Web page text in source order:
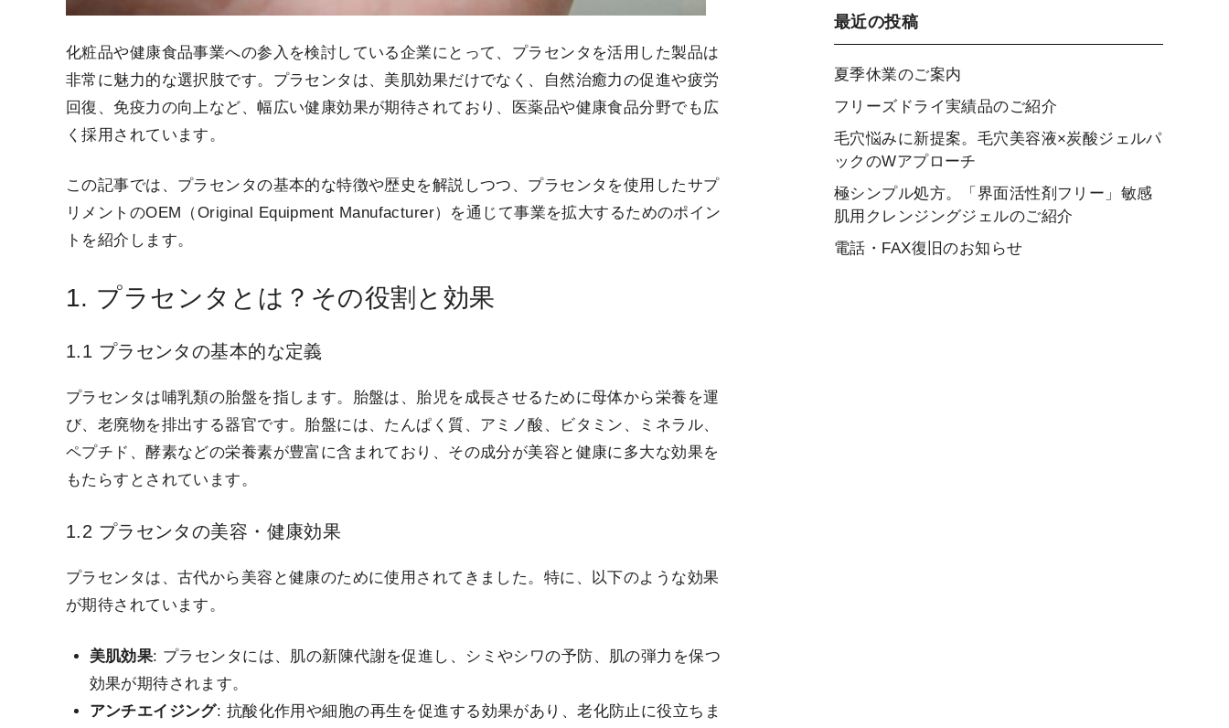
化粧品や健康食品事業への参入を検討している企業にとって、プラセンタを活用した製品は
非常に魅力的な選択肢です。プラセンタは、美肌効果だけでなく、自然治癒力の促進や疲労
回復、免疫力の向上など、幅広い健康効果が期待されており、医薬品や健康食品分野でも広
く採用されています。
この記事では、プラセンタの基本的な特徴や歴史を解説しつつ、プラセンタを使用したサプ
リメントのOEM（Original Equipment Manufacturer）を通じて事業を拡大するためのポイン
トを紹介します。
1. プラセンタとは？その役割と効果
1.1 プラセンタの基本的な定義
プラセンタは哺乳類の胎盤を指します。胎盤は、胎児を成長させるために母体から栄養を運
び、老廃物を排出する器官です。胎盤には、たんぱく質、アミノ酸、ビタミン、ミネラル、
ペプチド、酵素などの栄養素が豊富に含まれており、その成分が美容と健康に多大な効果を
もたらすとされています。
1.2 プラセンタの美容・健康効果
プラセンタは、古代から美容と健康のために使用されてきました。特に、以下のような効果
が期待されています。
美肌効果: プラセンタには、肌の新陳代謝を促進し、シミやシワの予防、肌の弾力を保つ
効果が期待されます。
アンチエイジング: 抗酸化作用や細胞の再生を促進する効果があり、老化防止に役立ちま
最近の投稿
夏季休業のご案内
フリーズドライ実績品のご紹介
毛穴悩みに新提案。毛穴美容液×炭酸ジェルパ
ックのWアプローチ
極シンプル処方。「界面活性剤フリー」敏感
肌用クレンジングジェルのご紹介
電話・FAX復旧のお知らせ